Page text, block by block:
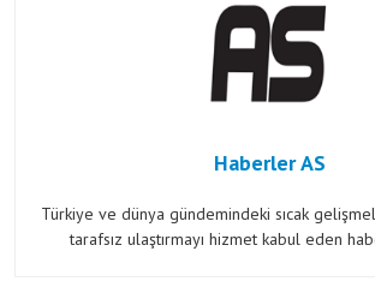
Haberler AS
Türkiye ve dünya gündemindeki sıcak
tarafsız ulaştırmayı hizmet kabul eden